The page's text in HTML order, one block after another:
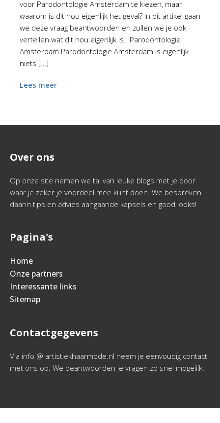
voor Parodontologie Amsterdam te kiezen, maar
waarom is dit nou eigenlijk het geval? In dit artikel gaan
we deze vraag beantwoorden en zullen we je ook
vertellen wat dit nou eigenlijk is. Parodontologie
Amsterdam Parodontologie Amsterdam is eigenlijk
niets […]
Lees meer
Over ons
Op onze site nemen we tal van leuke blogs met je door
waar je zeker je voordeel mee kunt doen. We bespreken
daarin tips en advies aangaande kapsels en good looks!
Pagina's
Home
Onze partners
Interessante links
Sitemap
Contactgegevens
Via info @ artistiekhaarmode.nl neem je eenvoudig contact
met ons op. We beantwoorden je vragen zo snel mogelijk.